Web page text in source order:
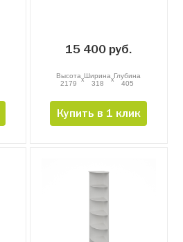
15 400 руб.
Высота
2179
xШирина
318
xГлубина
405
Купить в 1 клик